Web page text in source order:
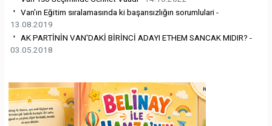
Van'ın Eğitim sıralamasında ki başarısızlığın sorumlulari -
13.08.2019
AK PARTİNİN VAN'DAKİ BİRİNCİ ADAYI ETHEM SANCAK MIDIR? -
03.05.2018